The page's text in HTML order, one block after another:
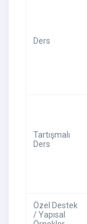
Ders
Tartışmalı
Ders
Özel Destek
/ Yapısal